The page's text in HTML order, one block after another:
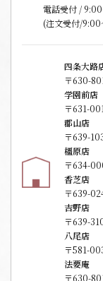
電話受付 /
(注文受付/
四条大路
〒630-
学園前店
〒631-
郡山店
〒639-
橿原店
〒634-
香芝店
〒639-
吉野店
〒639-
八尾店
〒581-
法要庵
〒630-